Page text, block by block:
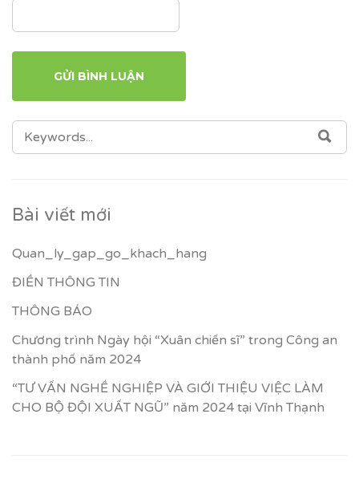
SEARCH
FOR:
Bài viết mới
Quan_ly_gap_go_khach_hang
ĐIỀN THÔNG TIN
THÔNG BÁO
Chương trình Ngày hội “Xuân chiến sĩ” trong Công an
thành phố năm 2024
“TƯ VẤN NGHỀ NGHIỆP VÀ GIỚI THIỆU VIỆC LÀM
CHO BỘ ĐỘI XUẤT NGŨ” năm 2024 tại Vĩnh Thạnh